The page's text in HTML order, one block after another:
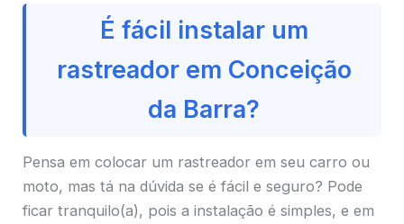
É fácil instalar um
rastreador em Conceição
da Barra?
Pensa em colocar um rastreador em seu carro ou
moto, mas tá na dúvida se é fácil e seguro? Pode
ficar tranquilo(a), pois a instalação é simples, e em